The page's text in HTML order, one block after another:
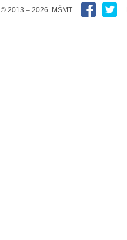
© 2013 – 2026 MŠMT